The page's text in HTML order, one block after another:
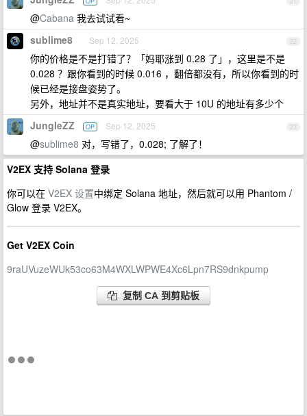
@Cabana 我去试试看~
22
sublime8 Sep 12, 2025
你的价格是不是打错了？「妈耶涨到 0.28 了」，这里是不是
0.028 ？跟你看到的时候 0.016 ，翻倍都没有，所以你看到的时
候已经是接盘姿势了。
另外，地址并不是真实地址，要看大于 10U 的地址有多少个
23
JungleZZ OP Sep 12, 2025
@sublime8 对，写错了，0.028; 了解了！
V2EX 支持 Solana 登录
你可以在 V2EX 设置中绑定 Solana 地址，然后就可以用 Phantom /
Glow 登录 V2EX。
Get V2EX Coin
9raUVuzeWUk53co63M4WXLWPWE4Xc6Lpn7RS9dnkpump
复制 CA 到剪贴板